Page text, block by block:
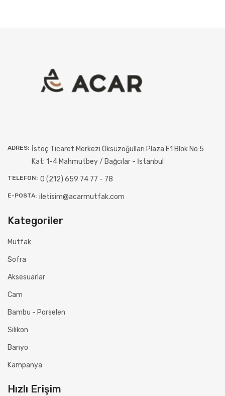
ADRES: İstoç Ticaret Merkezi Öksüzoğulları Plaza E1 Blok No:5
Kat: 1-4 Mahmutbey / Bağcılar - İstanbul
TELEFON: 0 (212) 659 74 77 - 78
E-POSTA: iletisim@acarmutfak.com
Kategoriler
Mutfak
Sofra
Aksesuarlar
Cam
Bambu - Porselen
Silikon
Banyo
Kampanya
Hızlı Erişim